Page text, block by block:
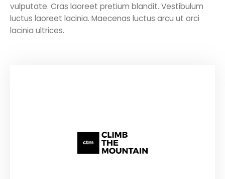
vulputate. Cras laoreet pretium blandit. Vestibulum
luctus laoreet lacinia. Maecenas luctus arcu ut orci
lacinia ultrices.